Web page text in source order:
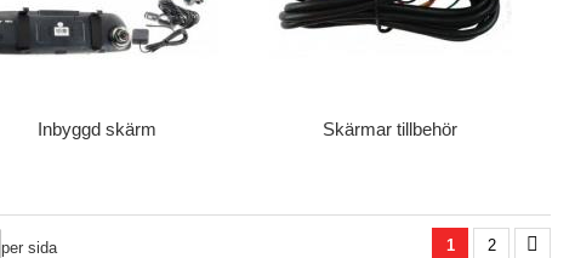
Inbyggd skärm Skärmar tillbehör
per sida 1 2